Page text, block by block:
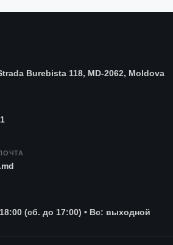
Burebista 118, MD-2062, Moldova
(сб. до 17:00) • Вс: выходной